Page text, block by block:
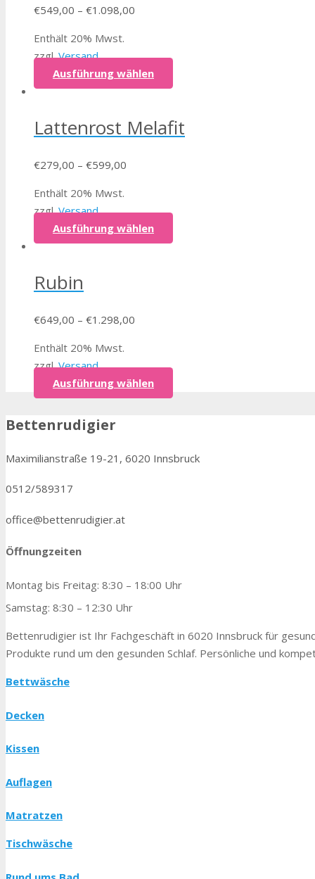
€549,00 – €1.098,00
Enthält 20% Mwst.
zzgl.Versand
Ausführung wählen
Lattenrost Melafit
€279,00 – €599,00
Enthält 20% Mwst.
zzgl.Versand
Ausführung wählen
Rubin
€649,00 – €1.298,00
Enthält 20% Mwst.
zzgl.Versand
Ausführung wählen
Bettenrudigier
Maximilianstraße 19-21, 6020 Innsbruck
0512/589317
office@bettenrudigier.at
Öffnungzeiten
Montag bis Freitag: 8:30 – 18:00 Uhr
Samstag: 8:30 – 12:30 Uhr
Bettenrudigier ist Ihr Fachgeschäft in 6020 Innsbruck für
Produkte rund um den gesunden Schlaf. Persönliche und
Bettwäsche
Decken
Kissen
Auflagen
Matratzen
Tischwäsche